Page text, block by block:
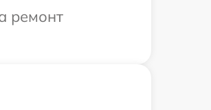
ремонт